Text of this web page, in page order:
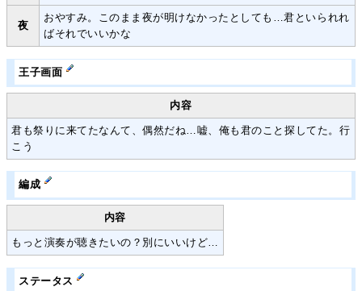
夜
おやすみ。このまま夜が明けなかったとしても…君といられれ
ばそれでいいかな
王子画面
内容
君も祭りに来てたなんて、偶然だね…嘘、俺も君のこと探してた。行
こう
編成
内容
もっと演奏が聴きたいの？別にいいけど…
ステータス